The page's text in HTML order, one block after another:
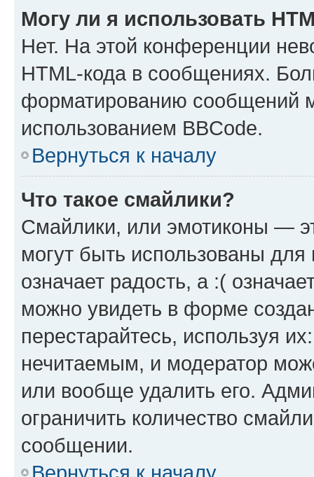
Могу ли я использовать
Нет. На этой конференции
HTML-кода в сообщениях.
форматированию сообщений
использованием BBCode.
Вернуться к началу
Что такое смайлики?
Смайлики, или эмотиконы —
могут быть использованы
означает радость, а :(
можно увидеть в форме
перестарайтесь, используя
нечитаемым, и модератор
или вообще удалить его.
ограничить количество
сообщении.